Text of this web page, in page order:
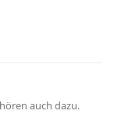
auch dazu.